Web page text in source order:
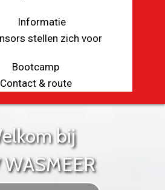
Informatie
stellen zich voor
Bootcamp
Contact & route
elkom bij
WASMEER